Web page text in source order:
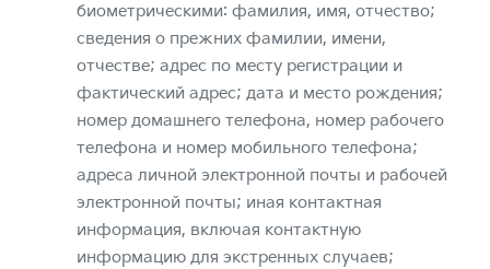
биометрическими: фамилия, имя, отчество;
сведения о прежних фамилии, имени,
отчестве; адрес по месту регистрации и
фактический адрес; дата и место рождения;
номер домашнего телефона, номер рабочего
телефона и номер мобильного телефона;
адреса личной электронной почты и рабочей
электронной почты; иная контактная
информация, включая контактную
информацию для экстренных случаев;